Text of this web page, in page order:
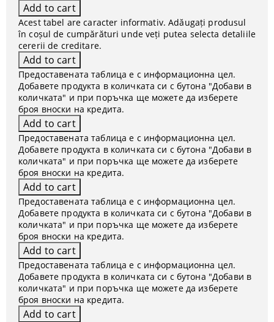
Acest tabel are caracter informativ. Adăugați produsul
în coșul de cumpărături unde veți putea selecta detaliile
cererii de creditare.
Предоставената таблица е с информационна цел.
Добавете продукта в количката си с бутона "Добави в
количката" и при поръчка ще можете да изберете
броя вноски на кредита.
Предоставената таблица е с информационна цел.
Добавете продукта в количката си с бутона "Добави в
количката" и при поръчка ще можете да изберете
броя вноски на кредита.
Предоставената таблица е с информационна цел.
Добавете продукта в количката си с бутона "Добави в
количката" и при поръчка ще можете да изберете
броя вноски на кредита.
Предоставената таблица е с информационна цел.
Добавете продукта в количката си с бутона "Добави в
количката" и при поръчка ще можете да изберете
броя вноски на кредита.